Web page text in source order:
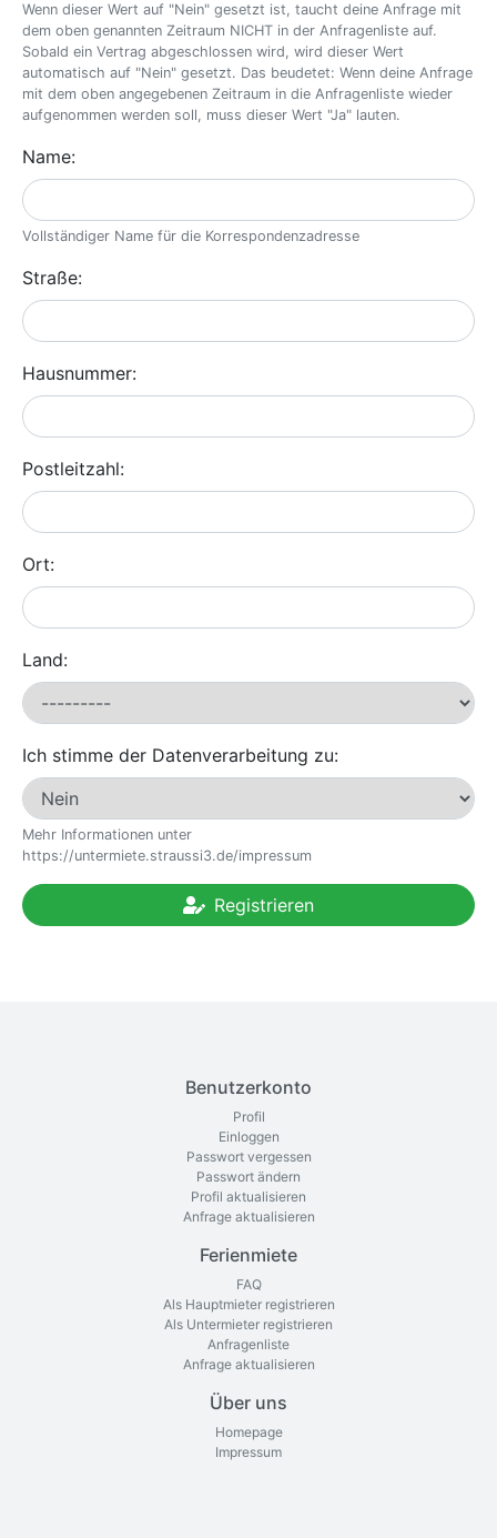
Wenn dieser Wert auf "Nein" gesetzt ist, taucht deine Anfrage mit
dem oben genannten Zeitraum NICHT in der Anfragenliste auf.
Sobald ein Vertrag abgeschlossen wird, wird dieser Wert
automatisch auf "Nein" gesetzt. Das beudetet: Wenn deine Anfrage
mit dem oben angegebenen Zeitraum in die Anfragenliste wieder
aufgenommen werden soll, muss dieser Wert "Ja" lauten.
Name:
Vollständiger Name für die Korrespondenzadresse
Straße:
Hausnummer:
Postleitzahl:
Ort:
Land:
Ich stimme der Datenverarbeitung zu:
Mehr Informationen unter
https://untermiete.straussi3.de/impressum
Registrieren
Benutzerkonto
Profil
Einloggen
Passwort vergessen
Passwort ändern
Profil aktualisieren
Anfrage aktualisieren
Ferienmiete
FAQ
Als Hauptmieter registrieren
Als Untermieter registrieren
Anfragenliste
Anfrage aktualisieren
Über uns
Homepage
Impressum